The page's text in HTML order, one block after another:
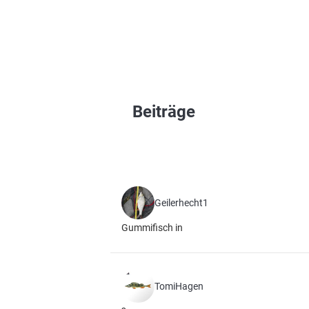
Beiträge
Geilerhecht1
Gummifisch in
TomiHagen